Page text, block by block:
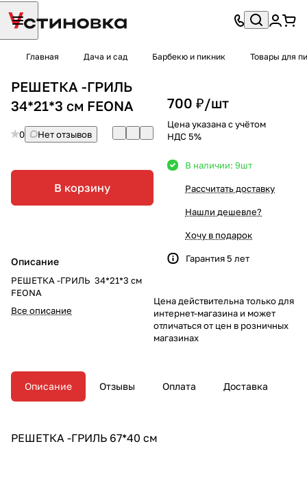
Главная Дача и сад Барбекю и пикник Товары для
РЕШЕТКА -ГРИЛЬ
34*21*3 см FEONA
0 Нет отзывов
В корзину
Описание
РЕШЕТКА -ГРИЛЬ 34*21*3 см
FEONA
Все описание
700 ₽/шт
Цена указана с учётом
НДС 5%
В наличии: 9шт
Рассчитать доставку
Нашли дешевле?
Хочу в подарок
Гарантия 5 лет
Цена действительна только для
интернет-магазина и может
отличаться от цен в розничных
магазинах
Описание Отзывы Оплата Доставка
РЕШЕТКА -ГРИЛЬ 67*40 см